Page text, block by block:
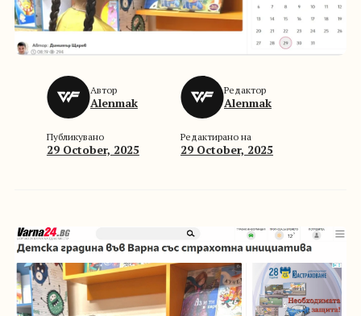
Автор
Alenmak
Редактор
Alenmak
Публикувано
29 October, 2025
Редактирано на
29 October, 2025